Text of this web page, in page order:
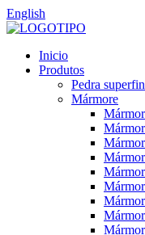
English
Inicio
Produtos
Pedra
Mármore